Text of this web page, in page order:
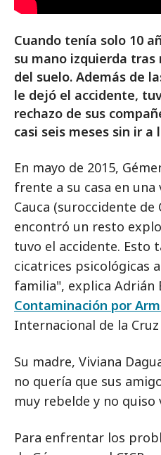
Cuando tenía solo 10
su mano izquierda tras
del suelo. Además de
le dejó el accidente,
rechazo de sus
casi seis meses sin ir a
En mayo de 2015,
frente a su casa en
Cauca (suroccidente de
encontró un resto
tuvo el accidente. Esto
cicatrices psicológicas
familia", explica Adrián
Contaminación por
Internacional de la Cruz
Su madre, Viviana
no quería que sus
muy rebelde y no quiso
Para enfrentar los